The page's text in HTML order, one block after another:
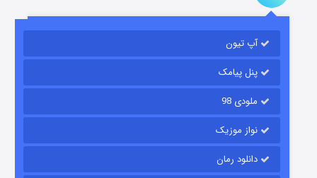
باب اسفنجی فصل ۱۷
قسمت۶ (زیرنویس) منتشر شد
آپ تیون
پنل پیامک
ملودی 98
نواز موزیک
دانلود رمان